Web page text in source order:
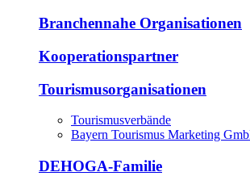
Branchennahe Organisationen
Kooperationspartner
Tourismusorganisationen
Tourismusverbände
Bayern Tourismus Marketing
DEHOGA-Familie